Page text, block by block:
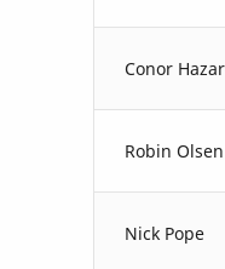
Conor
Robin Olsen
Nick Pope